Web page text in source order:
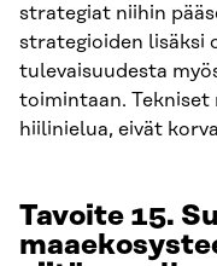
strategiat niihin
strategioiden lisäksi
tulevaisuudesta
toimintaan.
hiilinielua, eivät
Tavoite 15.